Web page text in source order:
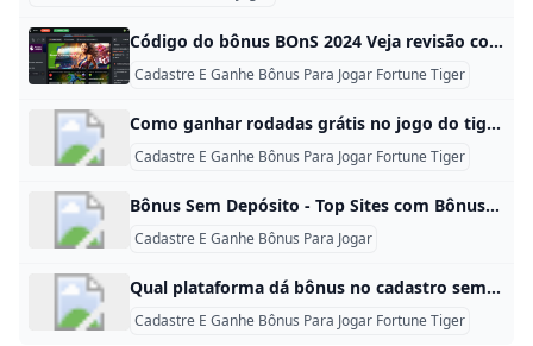
Código do bônus BOnS 2024 Veja revisão completa Ative o código do bônus BonS 2024 para ativar bônus exclusivos para apostar esportes e cassino online. Veja análise completa. Veja como usar o código do bônus BonS ao abrir sua conta para apostar A BOnS decidiu se retirar do mercado de apostas nacional- Copiar Link Escrito por Lance!• Publicada em 01/10/2024 - 10:38 • Rio de Janeiro • Atualizada em 11/10/2024 - 16:26 Com a decisão da BOnS de encerrar suas operações no Brasil a partir de 1º de outubro de 2024, os jogadores não terão mais acesso a bônus e serviços.
Cadastre E Ganhe Bônus Para Jogar Fortune Tiger
Como ganhar rodadas grátis no jogo do tigre? Algumas das melhores casas de apostas e casinos online têm ofertas válidas para este jogo. Na maioria dos casos, você pode obter um bônus de boas-vindas para obter crédito extra e rodadas grátis. Alguns exemplos disso incluem a 1xBet, a Betsson e a BC.Aug 5, 2024
Cadastre E Ganhe Bônus Para Jogar Fortune Tiger
Bônus Sem Depósito - Top Sites com Bônus Grátis em 2024 Saiba quais casas de apostas oferecem bônus grátis sem depósito no Brasil em 2024. Descubra onde aproveitar este bônus especial.
Cadastre E Ganhe Bônus Para Jogar
Qual plataforma dá bônus no cadastro sem depósito? Muitas plataformas oferecem algum tipo de bônus sem depósito, como as apostas extras, sendo vistas na Superbet, Vbet, Bet365 e Novibet, apenas para citar algumas.
Cadastre E Ganhe Bônus Para Jogar Fortune Tiger